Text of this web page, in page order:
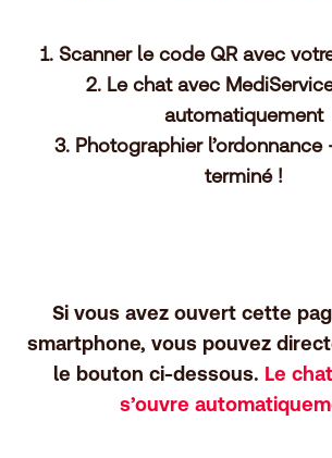
1. Scanner le code QR avec
2. Le chat avec
automatiquement
3. Photographier l’ordonnance
terminé !
Si vous avez ouvert cette
smartphone, vous pouvez
le bouton ci-dessous. Le
s’ouvre